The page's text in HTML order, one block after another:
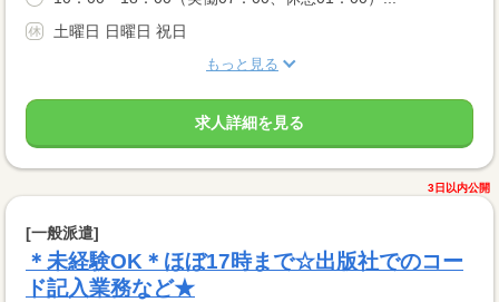
土曜日 日曜日 祝日
もっと見る
求人詳細を見る
3日以内公開
[一般派遣]
＊未経験OK＊ほぼ17時まで☆出版社でのコー
ド記入業務など★